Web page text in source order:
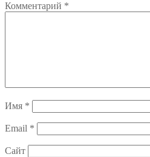
Комментарий *
Имя *
Email *
Сайт